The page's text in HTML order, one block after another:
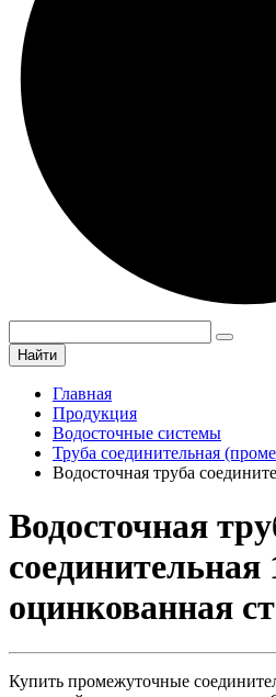
Найти
Главная
Продукция
Водосточные системы
Труба соединительная
Водосточная труба
Водосточная
соединительная
оцинкованная
Купить промежуточные